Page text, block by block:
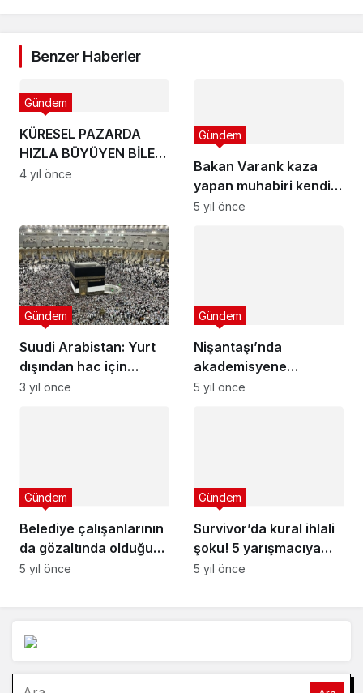
Benzer Haberler
KÜRESEL PAZARDA
HIZLA BÜYÜYEN BİLET
DÜKKANI’NIN YENİ
Gündem
4 yıl önce
Bakan Varank kaza
yapan muhabiri kendi
kullandığı aracıyla
Gündem
5 yıl önce
Suudi Arabistan: Yurt
dışından hac için
gelenlerin sayısı 1,5
Gündem
3 yıl önce
Nişantaşı’nda
akademisyene
saldırıda tutuklama
Gündem
5 yıl önce
Belediye çalışanlarının
da gözaltında olduğu
rüşvet operasyonu
Gündem
5 yıl önce
Survivor’da kural ihlali
şoku! 5 yarışmacıya
ceza geldi
Gündem
5 yıl önce